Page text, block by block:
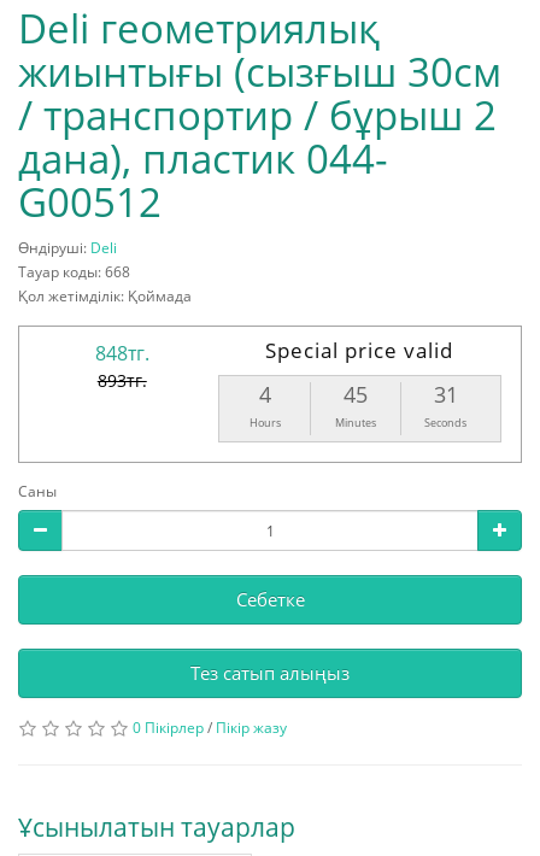
Deli геометриялық
жиынтығы (сызғыш 30см
/ транспортир / бұрыш 2
дана), пластик 044-
G00512
Өндіруші: Deli
Тауар коды: 668
Қол жетімділік: Қоймада
848тг.
893тг.
Special price valid
4
Hours
45
Minutes
30
Seconds
Саны
Себетке
Тез сатып алыңыз
0 Пікірлер/ Пікір жазу
Ұсынылатын тауарлар